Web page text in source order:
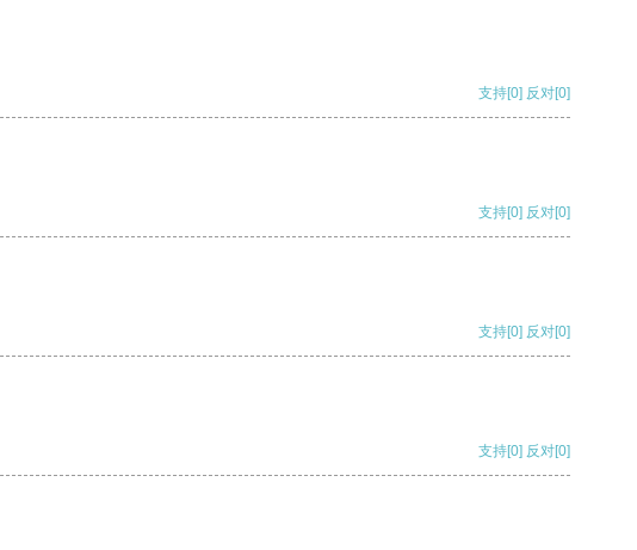
支持[0] 反对[0]
支持[0] 反对[0]
支持[0] 反对[0]
支持[0] 反对[0]